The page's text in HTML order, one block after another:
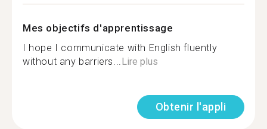
Mes objectifs d'apprentissage
I hope I communicate with English fluently
without any barriers...Lire plus
Obtenir l'appli